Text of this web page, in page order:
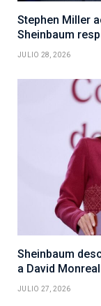
Stephen Miller
Sheinbaum
JULIO 28, 2026
Sheinbaum
a David Monreal
JULIO 27, 2026